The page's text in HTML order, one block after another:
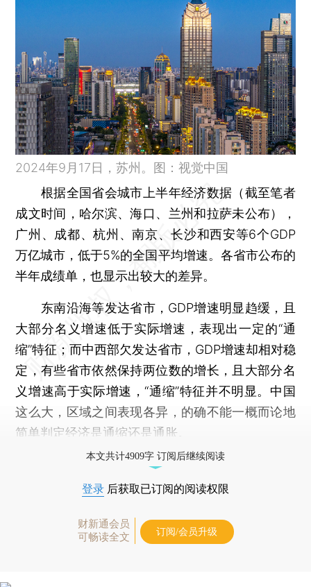
2024年9月17日，苏州。图：视觉中国
根据全国省会城市上半年经济数据（截至笔者
成文时间，哈尔滨、海口、兰州和拉萨未公布），
广州、成都、杭州、南京、长沙和西安等6个GDP
万亿城市，低于5%的全国平均增速。各省市公布的
半年成绩单，也显示出较大的差异。
东南沿海等发达省市，GDP增速明显趋缓，且
大部分名义增速低于实际增速，表现出一定的“通
缩”特征；而中西部欠发达省市，GDP增速却相对稳
定，有些省市依然保持两位数的增长，且大部分名
义增速高于实际增速，“通缩”特征并不明显。中国
这么大，区域之间表现各异，的确不能一概而论地
简单判定经济是通缩还是通胀。
本文共计4909字 订阅后继续阅读
登录 后获取已订阅的阅读权限
财新通会员
可畅读全文
订阅/会员升级